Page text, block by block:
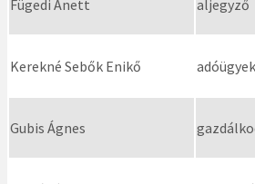
Fügedi Anett aljegyző
Kerekné Sebők Enikő adóügyek
Gubis Ágnes